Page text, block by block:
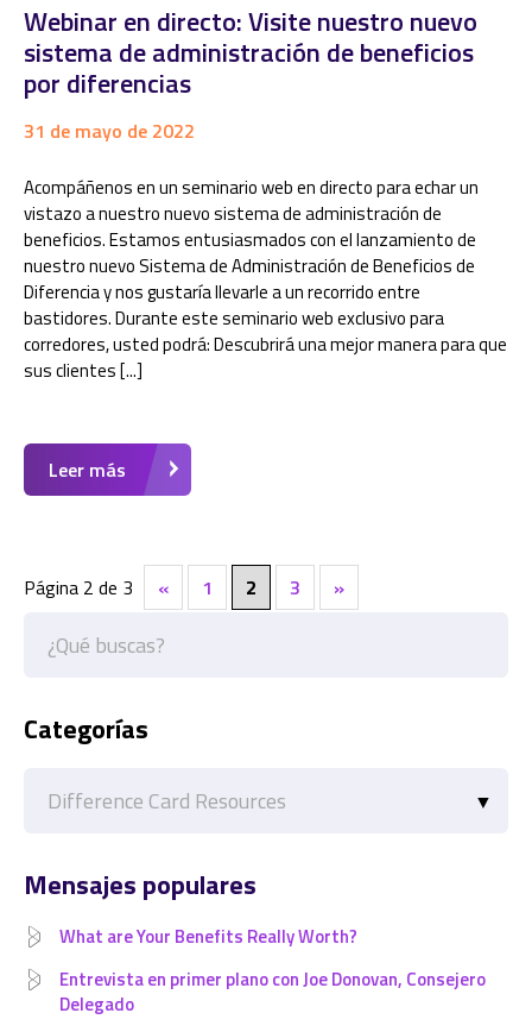
Webinar en directo: Visite nuestro nuevo
sistema de administración de beneficios
por diferencias
31 de mayo de 2022
Acompáñenos en un seminario web en directo para echar un
vistazo a nuestro nuevo sistema de administración de
beneficios. Estamos entusiasmados con el lanzamiento de
nuestro nuevo Sistema de Administración de Beneficios de
Diferencia y nos gustaría llevarle a un recorrido entre
bastidores. Durante este seminario web exclusivo para
corredores, usted podrá: Descubrirá una mejor manera para que
sus clientes [...]
Leer más
Página 2 de 3 « 1 2 3 »
Categorías
Mensajes populares
What are Your Benefits Really Worth?
Entrevista en primer plano con Joe Donovan, Consejero
Delegado